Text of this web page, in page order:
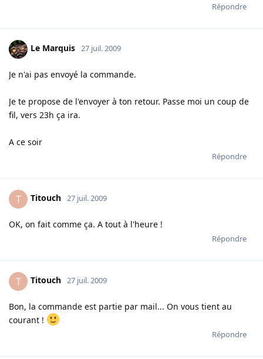
Répondre
Le Marquis 27 juil. 2009
Je n'ai pas envoyé la commande.
Je te propose de l'envoyer à ton retour. Passe moi un coup de
fil, vers 23h ça ira.
A ce soir
Répondre
T Titouch 27 juil. 2009
OK, on fait comme ça. A tout à l'heure !
Répondre
T Titouch 27 juil. 2009
Bon, la commande est partie par mail... On vous tient au
courant !
Répondre